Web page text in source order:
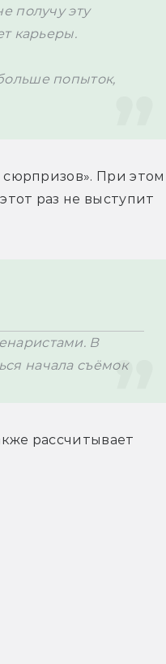
получу эту
карьеры.
попыток,
сюрпризов». При этом
раз не выступит
В
начала съёмок
рассчитывает